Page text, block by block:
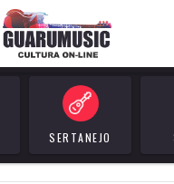
SERTANEJO